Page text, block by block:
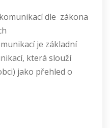
dle zákona
je základní
která slouží
jako přehled o